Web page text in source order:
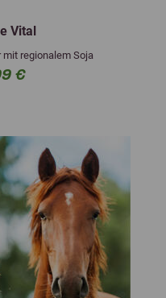
Vital
regionalem Soja
€